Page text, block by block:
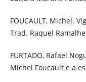
FOUCAULT, Michel.
Trad. Raquel
FURTADO, Rafael
Michel Foucault e a